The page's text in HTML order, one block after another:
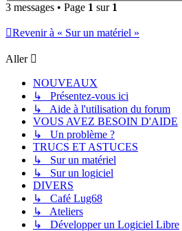
3 messages • Page 1 sur 1
Revenir à « Sur un matériel »
Aller
NOUVEAUX
↳ Présentez-vous ici
↳ Aide à l'utilisation du forum
VOUS AVEZ BESOIN D'AIDE
↳ Un problème ?
TRUCS ET ASTUCES
↳ Sur un matériel
↳ Sur un logiciel
DIVERS
↳ Café Lug68
↳ Ateliers
↳ Développer un Logiciel Libre